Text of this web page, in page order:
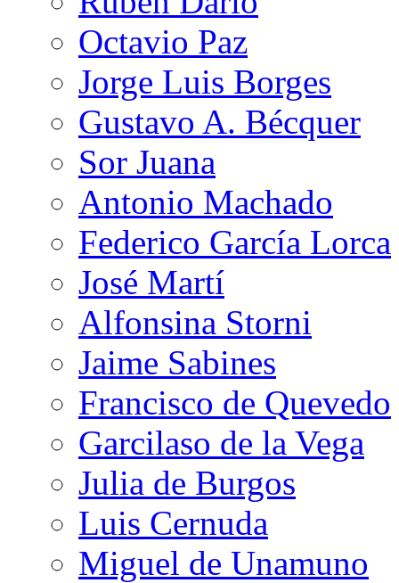
Octavio Paz
Jorge Luis Borges
Gustavo A. Bécquer
Sor Juana
Antonio Machado
Federico García Lorca
José Martí
Alfonsina Storni
Jaime Sabines
Francisco de Quevedo
Garcilaso de la Vega
Julia de Burgos
Luis Cernuda
Miguel de Unamuno